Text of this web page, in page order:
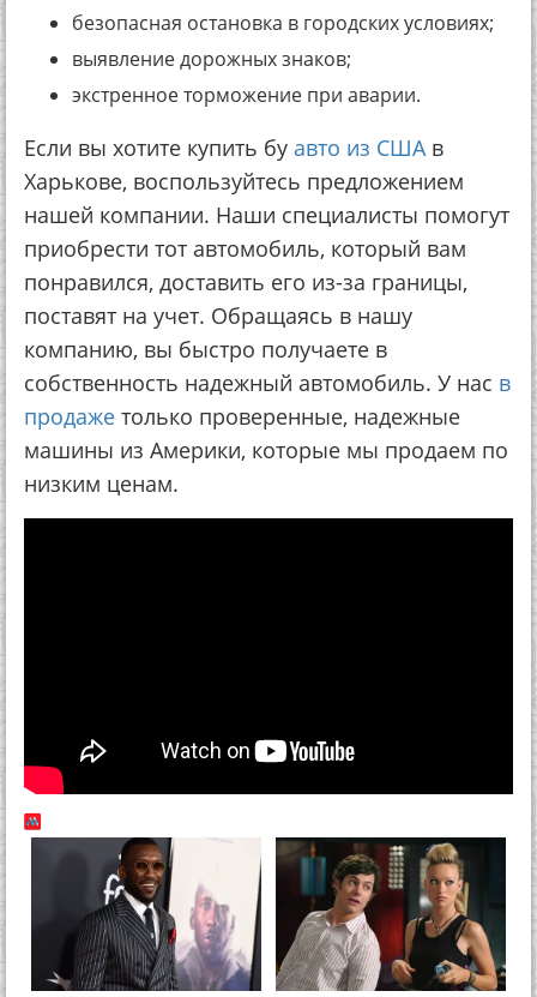
безопасная остановка в городских условиях;
выявление дорожных знаков;
экстренное торможение при аварии.
Если вы хотите купить бу авто из СШАв
Харькове, воспользуйтесь предложением
нашей компании. Наши специалисты помогут
приобрести тот автомобиль, который вам
понравился, доставить его из-за границы,
поставят на учет. Обращаясь в нашу
компанию, вы быстро получаете в
собственность надежный автомобиль. У нас в
продаже только проверенные, надежные
машины из Америки, которые мы продаем по
низким ценам.